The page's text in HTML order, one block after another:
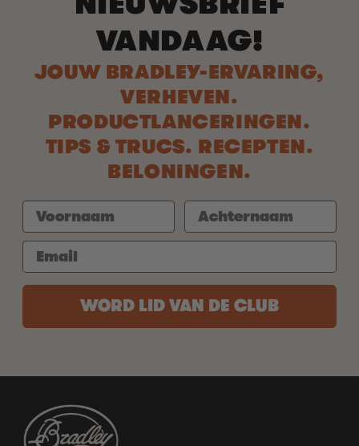
VANDAAG!
JOUW BRADLEY-ERVARING,
VERHEVEN.
PRODUCTLANCERINGEN.
TIPS & TRUCS. RECEPTEN.
BELONINGEN.
WORD LID VAN DE CLUB